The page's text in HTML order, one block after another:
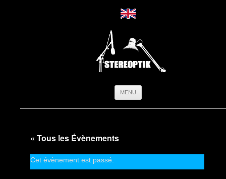
MENU
« Tous les Évènements
Cet évènement est passé.